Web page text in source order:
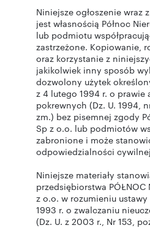
Niniejsze ogłoszenie wraz
jest własnością Północ
lub podmiotu
zastrzeżone. Kopiowanie,
oraz korzystanie z
jakikolwiek inny sposób
dozwolony użytek
z 4 lutego 1994 r. o prawie
pokrewnych (Dz. U. 1994,
zm.) bez pisemnej zgody
Sp z o.o. lub podmiotów
zabronione i może
odpowiedzialności
Niniejsze materiały
przedsiębiorstwa PÓŁNOC
z o.o. w rozumieniu
1993 r. o zwalczaniu
(Dz. U. z 2003 r., Nr 153,